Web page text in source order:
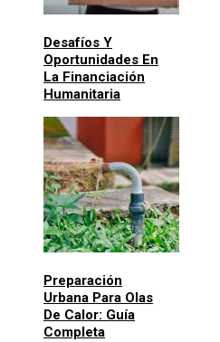
Desafíos Y
Oportunidades En
La Financiación
Humanitaria
Preparación
Urbana Para Olas
De Calor: Guía
Completa